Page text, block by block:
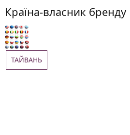
Країна-власник бренду
ТАЙВАНЬ